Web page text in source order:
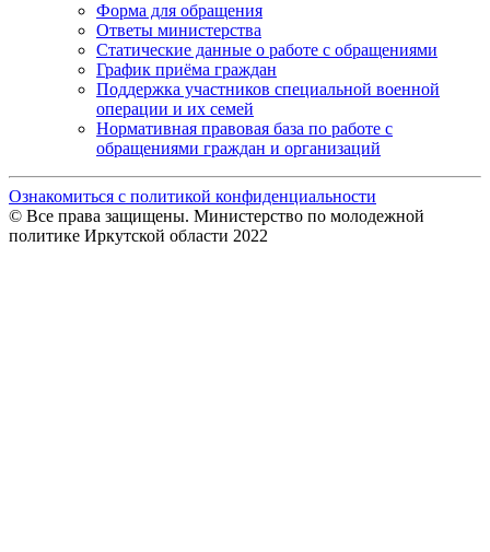
Форма для обращения
Ответы министерства
Статические данные о работе с обращениями
График приёма граждан
Поддержка участников специальной военной
операции и их семей
Нормативная правовая база по работе с
обращениями граждан и организаций
Ознакомиться с политикой конфиденциальности
© Все права защищены. Министерство по молодежной
политике Иркутской области 2022